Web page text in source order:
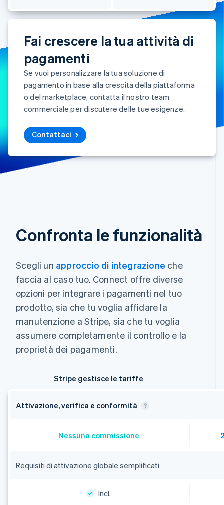
Fai crescere la tua attività di
pagamenti
Se vuoi personalizzare la tua soluzione di
pagamento in base alla crescita della piattaforma
o del marketplace, contatta il nostro team
commerciale per discutere delle tue esigenze.
Contattaci
Confronta le funzionalità
Scegli un approccio di integrazione che
faccia al caso tuo. Connect offre diverse
opzioni per integrare i pagamenti nel tuo
prodotto, sia che tu voglia affidare la
manutenzione a Stripe, sia che tu voglia
assumere completamente il controllo e la
proprietà dei pagamenti.
Stripe gestisce le tariffe
Attivazione, verifica e conformità
Nessuna commissione
Requisiti di attivazione globale semplificati
Incl.